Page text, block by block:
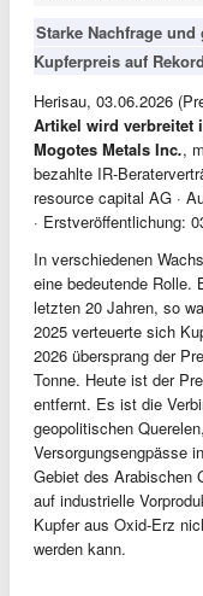
Starke Nachfrage
Kupferpreis auf
Herisau, 03.06.2026
Artikel wird verbreitet
Mogotes Metals Inc.,
bezahlte IR-
resource capital AG ·
· Erstveröffentlichung:
In verschiedenen
eine bedeutende Rolle.
letzten 20 Jahren, so
2025 verteuerte sich
2026 übersprang der
Tonne. Heute ist der
entfernt. Es ist die
geopolitischen
Versorgungsengpässe
Gebiet des Arabischen
auf industrielle
Kupfer aus Oxid-Erz
werden kann.